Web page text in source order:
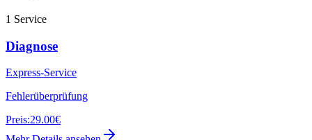
1 Service
Diagnose
Express-Service
Fehlerüberprüfung
Preis:29.00€